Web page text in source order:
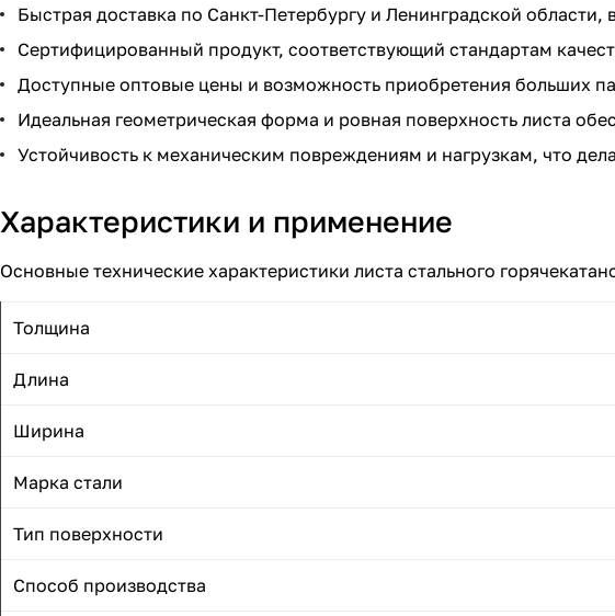
Быстрая доставка по Санкт-Петербургу и Ленинградской
Сертифицированный продукт, соответствующий стандартам
Доступные оптовые цены и возможность приобретения больших
Идеальная геометрическая форма и ровная поверхность листа
Устойчивость к механическим повреждениям и нагрузкам, что
Характеристики и применение
Основные технические характеристики листа стального
Толщина
Длина
Ширина
Марка стали
Тип поверхности
Способ производства